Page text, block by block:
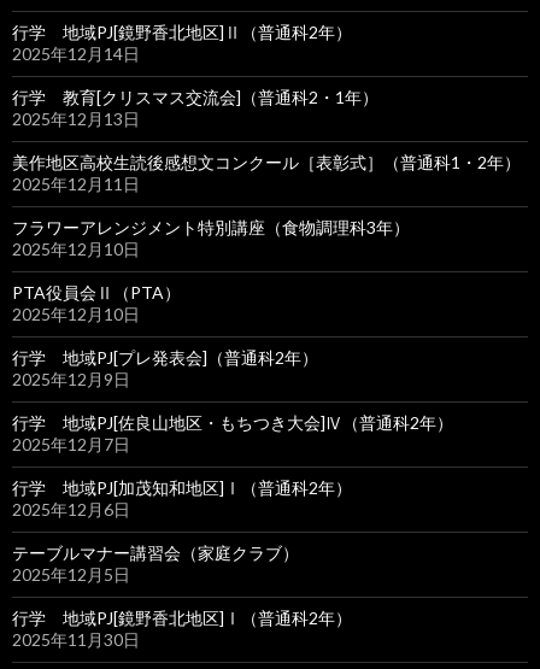
行学 地域PJ[鏡野香北地区]Ⅱ（普通科2年）
2025年12月14日
行学 教育[クリスマス交流会]（普通科2・1年）
2025年12月13日
美作地区高校生読後感想文コンクール［表彰式］（普通科1・2年）
2025年12月11日
フラワーアレンジメント特別講座（食物調理科3年）
2025年12月10日
PTA役員会Ⅱ（PTA）
2025年12月10日
行学 地域PJ[プレ発表会]（普通科2年）
2025年12月9日
行学 地域PJ[佐良山地区・もちつき大会]Ⅳ（普通科2年）
2025年12月7日
行学 地域PJ[加茂知和地区]Ⅰ（普通科2年）
2025年12月6日
テーブルマナー講習会（家庭クラブ）
2025年12月5日
行学 地域PJ[鏡野香北地区]Ⅰ（普通科2年）
2025年11月30日